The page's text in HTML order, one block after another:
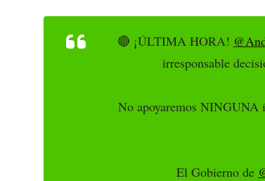
🔴 ¡ÚLTIMA HORA!
irresponsable
No apoyaremos NINGUNA
El Gobierno de